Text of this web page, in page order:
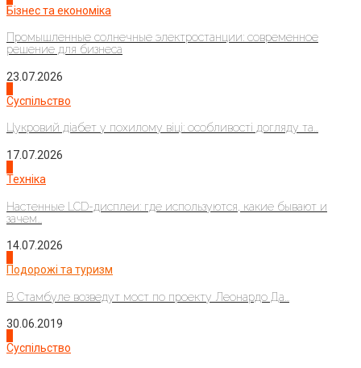
Бізнес та економіка
Промышленные солнечные электростанции: современное
решение для бизнеса
23.07.2026
Суспільство
Цукровий діабет у похилому віці: особливості догляду та...
17.07.2026
Техніка
Настенные LCD-дисплеи: где используются, какие бывают и
зачем...
14.07.2026
Подорожі та туризм
В Стамбуле возведут мост по проекту Леонардо Да...
30.06.2019
Суспільство